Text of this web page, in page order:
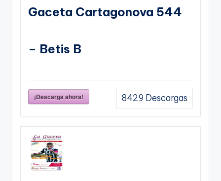
Gaceta Cartagonova 544
– Betis B
¡Descarga ahora! 8429 Descargas